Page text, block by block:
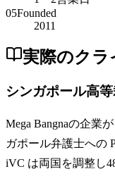
05Founded
2011
実際のク
シンガポール高
Mega Bangnaの企業
ガポール弁護士への
iVC は両国を調整し